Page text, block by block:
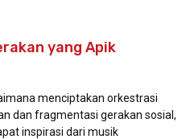
yang Apik
menciptakan orkestrasi
dan fragmentasi gerakan sosial,
inspirasi dari musik